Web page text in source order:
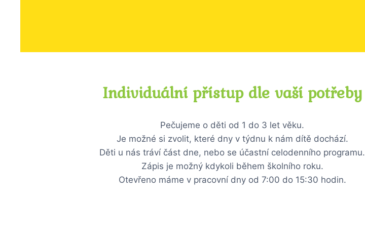
Individuální přístup dle vaší potřeby
Pečujeme o děti od 1 do 3 let věku.
Je možné si zvolit, které dny v týdnu k nám dítě dochází.
Děti u nás tráví část dne, nebo se účastní celodenního programu.
Zápis je možný kdykoli během školního roku.
Otevřeno máme v pracovní dny od 7:00 do 15:30 hodin.